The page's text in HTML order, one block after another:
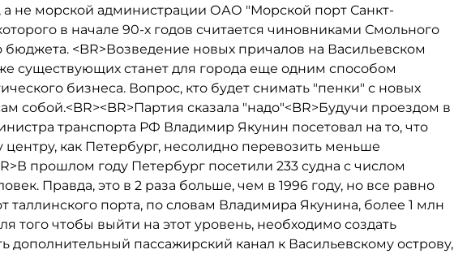
а не морской администрации ОАО "Морской порт Санкт-
в начале 90-х годов считается чиновниками Смольного
бюджета. <BR>Возведение новых причалов на Васильевском
существующих станет для города еще одним способом
бизнеса. Вопрос, кто будет снимать "пенки" с новых
собой.<BR><BR>Партия сказала "надо"<BR>Будучи проездом в
транспорта РФ Владимир Якунин посетовал на то, что
как Петербург, несолидно перевозить меньше
прошлом году Петербург посетили 233 судна с числом
Правда, это в 2 раза больше, чем в 1996 году, но все равно
таллинского порта, по словам Владимира Якунина, более 1 млн
того чтобы выйти на этот уровень, необходимо создать
пассажирский канал к Васильевскому острову,